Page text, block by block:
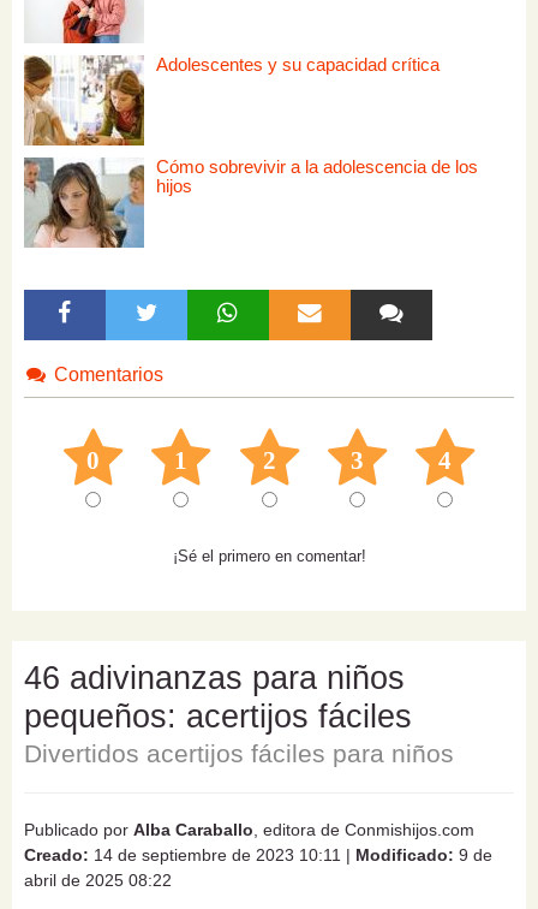
Adolescentes y su capacidad crítica
Cómo sobrevivir a la adolescencia de los
hijos
Comentarios
0 1 2 3 4
¡Sé el primero en comentar!
46 adivinanzas para niños
pequeños: acertijos fáciles
Divertidos acertijos fáciles para niños
Publicado por Alba Caraballo , editora de Conmishijos.com
Creado: 14 de septiembre de 2023 10:11 | Modificado: 9 de
abril de 2025 08:22